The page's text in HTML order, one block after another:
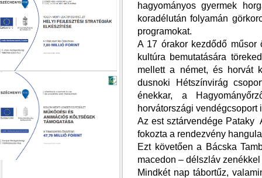
hagyományos gyermek
koradélután folyamán
programokat.
A 17 órakor kezdődő
kultúra bemutatására
mellett a német, és horvát
dusnoki Hétszínvirág
énekkar, a
horvátországi vendégcsoport
Az est sztárvendége Pataky
fokozta a rendezvény
Ezt követően a Bácska
macedon – délszláv
Mindkét nap tábortűz,